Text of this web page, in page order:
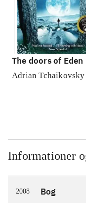
The doors of Eden
Adrian Tchaikovsky
Informationer
2008 Bog